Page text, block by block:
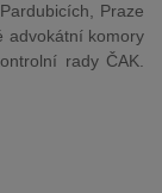
Praze
advokátní komory
rady ČAK.